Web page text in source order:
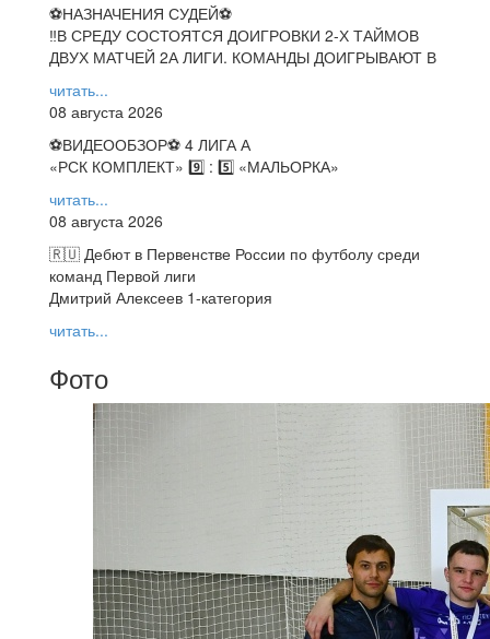
⚽НАЗНАЧЕНИЯ СУДЕЙ⚽
‼В СРЕДУ СОСТОЯТСЯ ДОИГРОВКИ 2-Х ТАЙМОВ
ДВУХ МАТЧЕЙ 2А ЛИГИ. КОМАНДЫ ДОИГРЫВАЮТ В
читать...
08 августа 2026
⚽️ВИДЕООБЗОР⚽️ 4 ЛИГА А
«РСК КОМПЛЕКТ» 9️⃣ : 5️⃣ «МАЛЬОРКА»
читать...
08 августа 2026
🇷🇺 Дебют в Первенстве России по футболу среди
команд Первой лиги
Дмитрий Алексеев 1-категория
читать...
Фото